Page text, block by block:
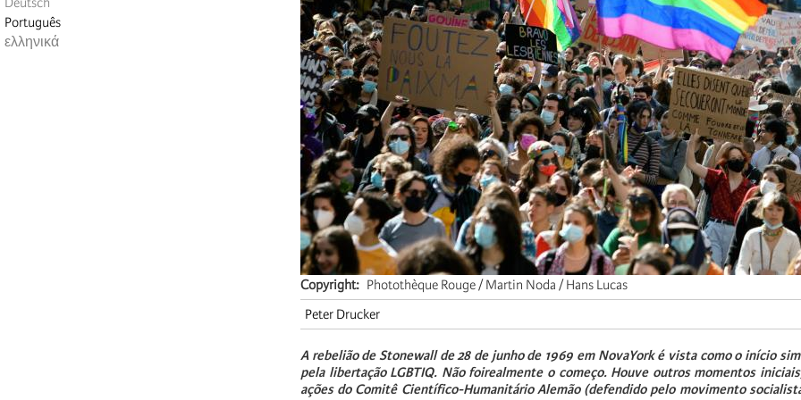
Português
ελληνικά
Copyright
Photothèque Rouge / Martin Noda / Hans Lucas
Peter Drucker
A rebelião de Stonewall de 28 de junho de 1969 em NovaYork é vista como o início
pela libertação LGBTIQ. Não foirealmente o começo. Houve outros momentos
ações do Comitê Científico-Humanitário Alemão (defendido pelo movimento